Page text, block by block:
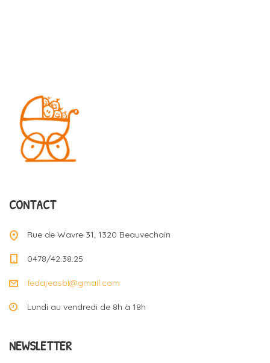
CONTACT
Rue de Wavre 31, 1320 Beauvechain
0478/42.38.25
fedajeasbl@gmail.com
Lundi au vendredi de 8h à 18h
NEWSLETTER